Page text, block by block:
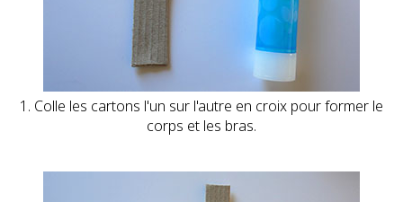
1. Colle les cartons l'un sur l'autre en croix pour former le
corps et les bras.